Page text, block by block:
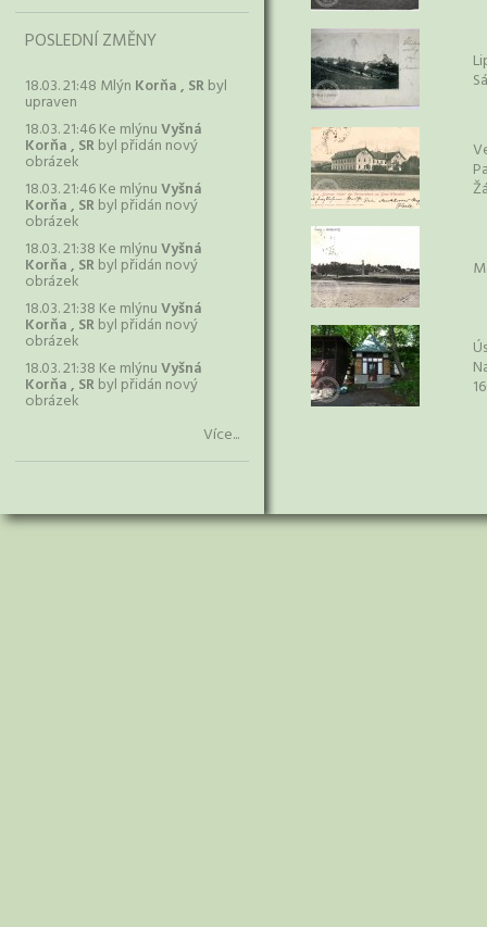
POSLEDNÍ ZMĚNY
18.03. 21:48 Mlýn Korňa , SRbyl
upraven
18.03. 21:46 Ke mlýnuVyšná
Korňa , SRbyl přidán nový
obrázek
18.03. 21:46 Ke mlýnuVyšná
Korňa , SRbyl přidán nový
obrázek
18.03. 21:38 Ke mlýnuVyšná
Korňa , SRbyl přidán nový
obrázek
18.03. 21:38 Ke mlýnuVyšná
Korňa , SRbyl přidán nový
obrázek
18.03. 21:38 Ke mlýnuVyšná
Korňa , SRbyl přidán nový
obrázek
Více...